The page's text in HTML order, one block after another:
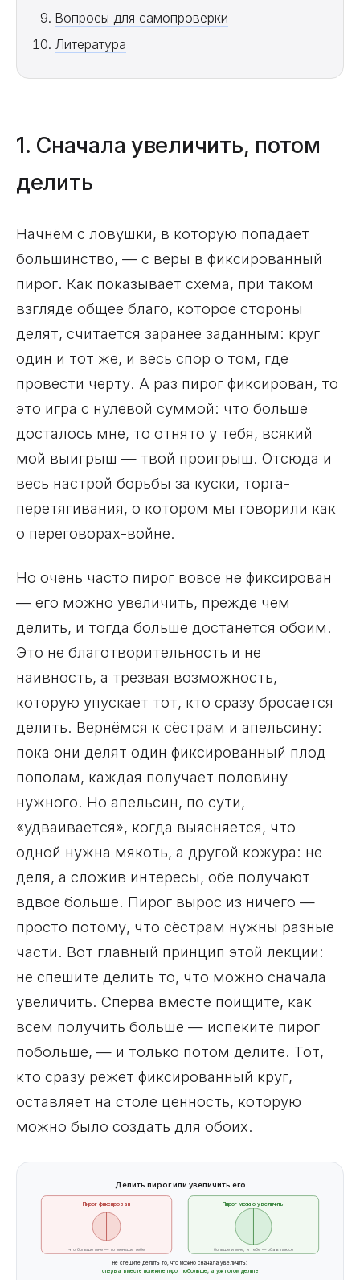
Вопросы для самопроверки
Литература
1. Сначала увеличить, потом
делить
Начнём с ловушки, в которую попадает
большинство, — с веры в фиксированный
пирог. Как показывает схема, при таком
взгляде общее благо, которое стороны
делят, считается заранее заданным: круг
один и тот же, и весь спор о том, где
провести черту. А раз пирог фиксирован, то
это игра с нулевой суммой: что больше
досталось мне, то отнято у тебя, всякий
мой выигрыш — твой проигрыш. Отсюда и
весь настрой борьбы за куски, торга-
перетягивания, о котором мы говорили как
о переговорах-войне.
Но очень часто пирог вовсе не фиксирован
— его можно увеличить, прежде чем
делить, и тогда больше достанется обоим.
Это не благотворительность и не
наивность, а трезвая возможность,
которую упускает тот, кто сразу бросается
делить. Вернёмся к сёстрам и апельсину:
пока они делят один фиксированный плод
пополам, каждая получает половину
нужного. Но апельсин, по сути,
«удваивается», когда выясняется, что
одной нужна мякоть, а другой кожура: не
деля, а сложив интересы, обе получают
вдвое больше. Пирог вырос из ничего —
просто потому, что сёстрам нужны разные
части. Вот главный принцип этой лекции:
не спешите делить то, что можно сначала
увеличить. Сперва вместе поищите, как
всем получить больше — испеките пирог
побольше, — и только потом делите. Тот,
кто сразу режет фиксированный круг,
оставляет на столе ценность, которую
можно было создать для обоих.
Делить пирог или увеличить его
Пирог фиксирован
что больше мне — то меньше тебе
Пирог можно увеличить
больше и мне, и тебе — оба в плюсе
не спешите делить то, что можно сначала увеличить:
сперва вместе испеките пирог побольше, а уж потом делите